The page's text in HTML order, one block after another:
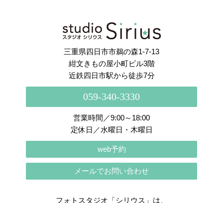
Instagram でフォロー
三重県四日市市鵜の森1-7-13
紺文きもの屋小町ビル3階
近鉄四日市駅から徒歩7分
059-340-3330
営業時間／9:00～18:00
定休日／水曜日・木曜日
web予約
メールでお問い合わせ
フォトスタジオ「シリウス」は、